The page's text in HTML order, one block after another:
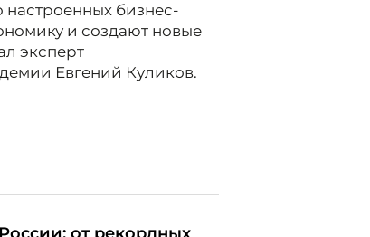
настроенных бизнес-
и создают новые
эксперт
Евгений Куликов.